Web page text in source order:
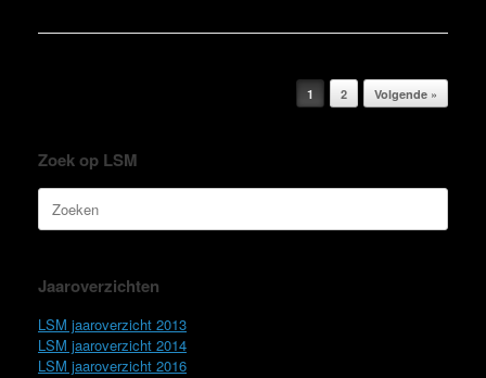
1 2 Volgende »
Zoek op LSM
Zoeken
naar:
Jaaroverzichten
LSM jaaroverzicht 2013
LSM jaaroverzicht 2014
LSM jaaroverzicht 2016